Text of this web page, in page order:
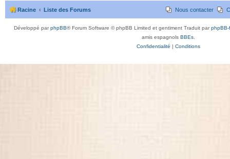
Racine Liste des Forums Nous contacter
Développé parphpBB® Forum Software © phpBB Limited et gentiment Traduit parphpBB-
amis espagnols BBEs.
Confidentialité | Conditions